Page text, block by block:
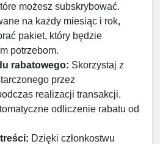
możesz subskrybować.
na każdy miesiąc i rok,
pakiet, który będzie
potrzebom.
rabatowego: Skorzystaj z
przez
realizacji transakcji.
odliczenie rabatu od
Dzięki członkostwu